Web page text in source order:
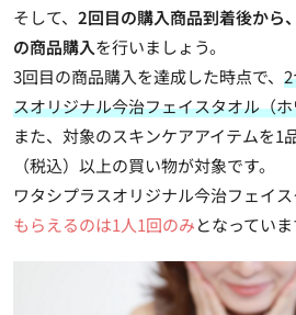
そして、 2回目の購入商品到着後から
の商品購入を行いましょう。
3回目の商品購入を達成した時点で、
スオリジナル今治フェイスタオル（
また、対象のスキンケアアイテムを1
（税込）以上の買い物が対象です。
ワタシプラスオリジナル今治フェイス
もらえるのは1人1回のみとなっていま